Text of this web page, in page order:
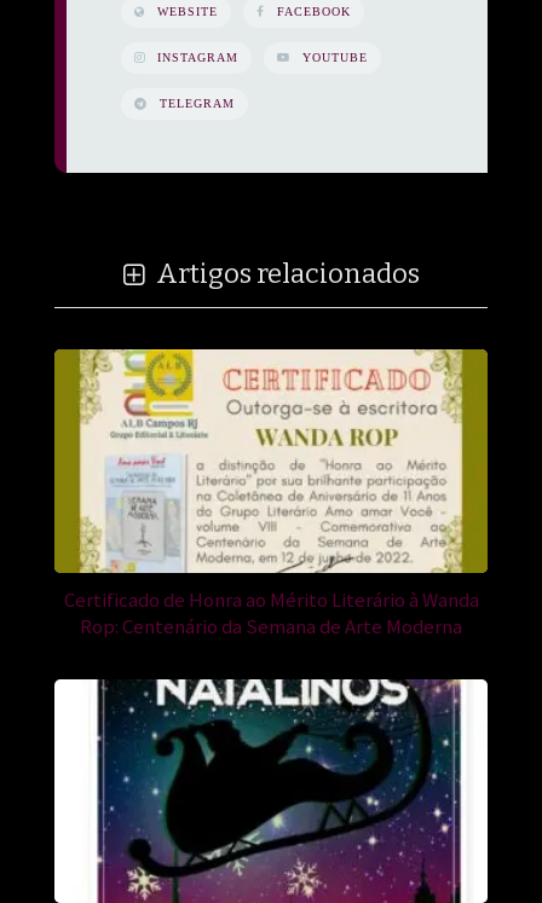
WEBSITE FACEBOOK
INSTAGRAM YOUTUBE
TELEGRAM
Artigos relacionados
Certificado de Honra ao Mérito Literário à Wanda
Rop: Centenário da Semana de Arte Moderna